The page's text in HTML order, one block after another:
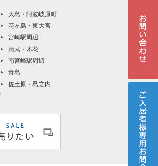
大島・阿波岐原町
花ヶ島・東大宮
宮崎駅周辺
清武・木花
南宮崎駅周辺
青島
佐土原・島之内